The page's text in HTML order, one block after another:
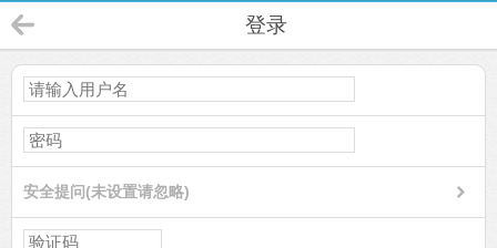
登录
安全提问(未设置请忽略)